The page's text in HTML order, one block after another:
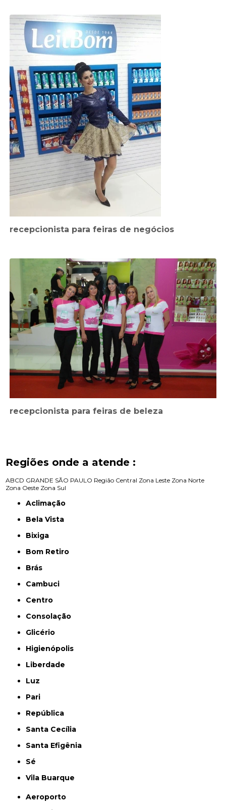
recepcionista para feiras de negócios
recepcionista para feiras de beleza
Regiões onde a atende :
ABCD GRANDE SÃO PAULO Região Central Zona Leste Zona Norte
Zona Oeste Zona Sul
Aclimação
Bela Vista
Bixiga
Bom Retiro
Brás
Cambuci
Centro
Consolação
Glicério
Higienópolis
Liberdade
Luz
Pari
República
Santa Cecília
Santa Efigênia
Sé
Vila Buarque
Aeroporto